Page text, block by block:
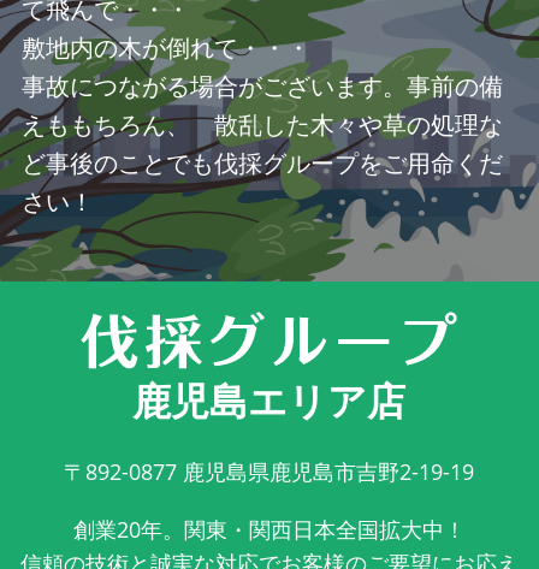
て飛んで・・・
敷地内の木が倒れて・・・
事故につながる場合がございます。事前の備
えももちろん、 散乱した木々や草の処理な
ど事後のことでも伐採グループをご用命くだ
さい！
鹿児島エリア店
〒892-0877 鹿児島県鹿児島市吉野2-19-19
創業20年。関東・関西日本全国拡大中！
信頼の技術と誠実な対応でお客様のご要望にお応え